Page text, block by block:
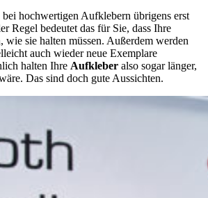
bei hochwertigen Aufklebern übrigens erst
Regel bedeutet das für Sie, dass Ihre
wie sie halten müssen. Außerdem werden
auch wieder neue Exemplare
halten Ihre Aufkleber also sogar länger,
Das sind doch gute Aussichten.